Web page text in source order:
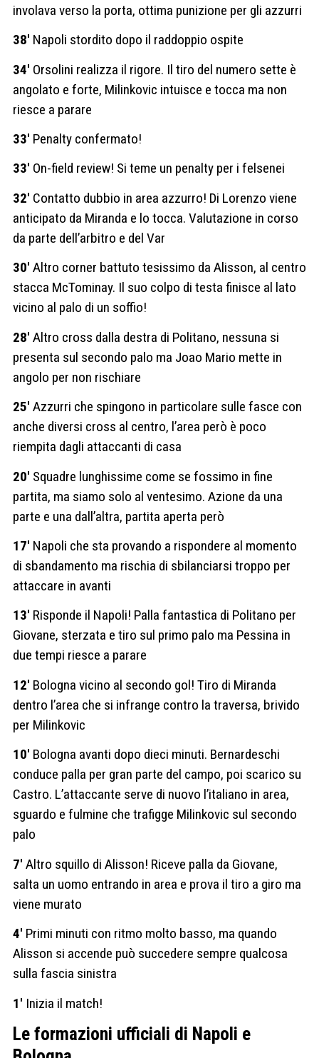
involava verso la porta, ottima punizione per gli azzurri
38′ Napoli stordito dopo il raddoppio ospite
34′ Orsolini realizza il rigore. Il tiro del numero sette è
angolato e forte, Milinkovic intuisce e tocca ma non
riesce a parare
33′ Penalty confermato!
33′ On-field review! Si teme un penalty per i felsenei
32′ Contatto dubbio in area azzurro! Di Lorenzo viene
anticipato da Miranda e lo tocca. Valutazione in corso
da parte dell’arbitro e del Var
30′ Altro corner battuto tesissimo da Alisson, al centro
stacca McTominay. Il suo colpo di testa finisce al lato
vicino al palo di un soffio!
28′ Altro cross dalla destra di Politano, nessuna si
presenta sul secondo palo ma Joao Mario mette in
angolo per non rischiare
25′ Azzurri che spingono in particolare sulle fasce con
anche diversi cross al centro, l’area però è poco
riempita dagli attaccanti di casa
20′ Squadre lunghissime come se fossimo in fine
partita, ma siamo solo al ventesimo. Azione da una
parte e una dall’altra, partita aperta però
17′ Napoli che sta provando a rispondere al momento
di sbandamento ma rischia di sbilanciarsi troppo per
attaccare in avanti
13′ Risponde il Napoli! Palla fantastica di Politano per
Giovane, sterzata e tiro sul primo palo ma Pessina in
due tempi riesce a parare
12′ Bologna vicino al secondo gol! Tiro di Miranda
dentro l’area che si infrange contro la traversa, brivido
per Milinkovic
10′ Bologna avanti dopo dieci minuti. Bernardeschi
conduce palla per gran parte del campo, poi scarico su
Castro. L’attaccante serve di nuovo l’italiano in area,
sguardo e fulmine che trafigge Milinkovic sul secondo
palo
7′ Altro squillo di Alisson! Riceve palla da Giovane,
salta un uomo entrando in area e prova il tiro a giro ma
viene murato
4′ Primi minuti con ritmo molto basso, ma quando
Alisson si accende può succedere sempre qualcosa
sulla fascia sinistra
1′ Inizia il match!
Le formazioni ufficiali di Napoli e